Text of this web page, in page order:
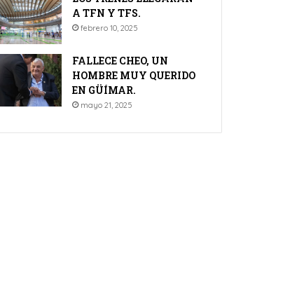
A TFN Y TFS.
febrero 10, 2025
FALLECE CHEO, UN
HOMBRE MUY QUERIDO
EN GÜÍMAR.
mayo 21, 2025